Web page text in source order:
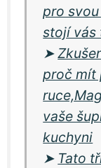
pro
stojí vás
➤
proč mít
vaše
kuchyni
➤ Tato